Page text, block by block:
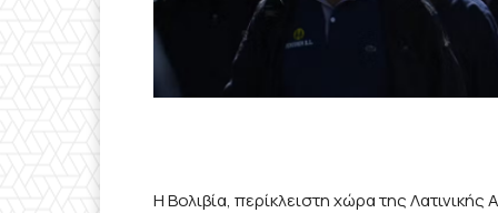
H Βολιβία, περίκλειστη χώρα της